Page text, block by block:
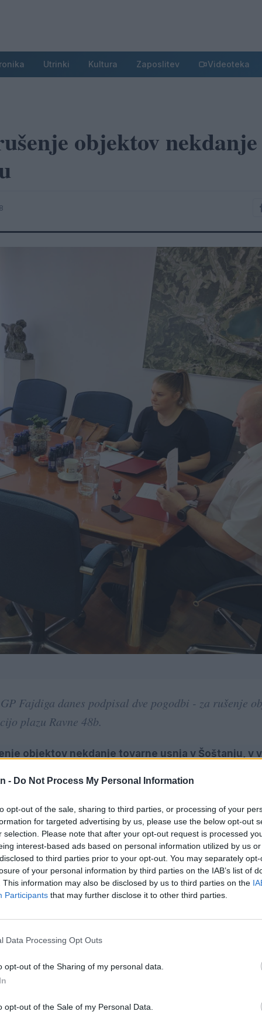
- Do Not Process My Personal Information
opt-out of the sale, sharing to third parties, or processing of your
for targeted advertising by us, please use the below opt-out
selection. Please note that after your opt-out request is processed
interest-based ads based on personal information utilized by us
to third parties prior to your opt-out. You may separately
of your personal information by third parties on the IAB’s list of
This information may also be disclosed by us to third parties on the
Participants that may further disclose it to other third parties.
Data Processing Opt Outs
opt-out of the Sharing of my personal data.
opt-out of the Sale of my Personal Data.
Utrinki Kultura Zaposlitev Videoteka
objektov nekdanje
Fajdiga danes podpisal dve pogodbi - za rušenje
plazu Ravne 48b.
objektov nekdanje tovarne usnja v Šoštanju, v
so ocenili, da objektov ni racionalno obnavljati, saj so
strokovnega mnenja pooblaščenega inženirja
za hrambo muzejskih predmetov, v fazi idejne
za sanacijo plazu Ravne 48b v vrednosti
odvodnjavanje plazu za ureditev dostopne ceste do
za sanacijo škode po poplavah 2023, izvedba v